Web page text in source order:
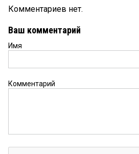
Комментариев нет.
Ваш комментарий
Имя
Комментарий